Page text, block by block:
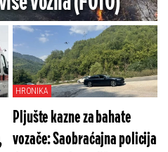
HRONIKA
Pljušte kazne za bahate
vozače: Saobraćajna policija